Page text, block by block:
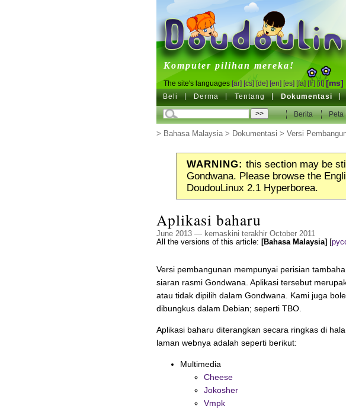
DoudouLinux
Komputer pilihan mereka!
The site's languages [ar] [cs] [de] [en] [es] [fa] [fr] [it] [ms]
Beli Derma Tentang Dokumentasi
Berita Peta
> Bahasa Malaysia> Dokumentasi > Versi
WARNING: this section may be
Gondwana. Please browse the
DoudouLinux 2.1 Hyperborea.
Aplikasi baharu
June 2013 — kemaskini terakhir October 2011
All the versions of this article: [Bahasa Malaysia]
Versi pembangunan mempunyai perisian
siaran rasmi Gondwana. Aplikasi tersebut
atau tidak dipilih dalam Gondwana. Kami juga
dibungkus dalam Debian; seperti TBO.
Aplikasi baharu diterangkan secara ringkas di
laman webnya adalah seperti berikut:
Multimedia
Cheese
Jokosher
Vmpk